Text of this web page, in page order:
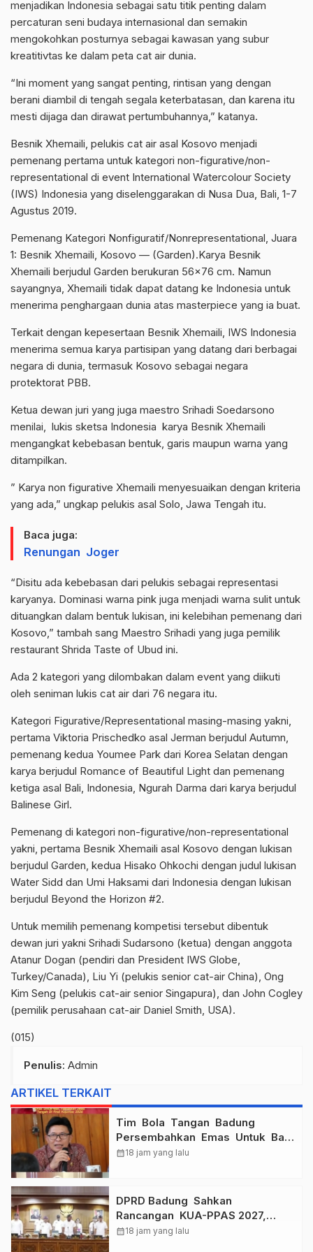
menjadikan Indonesia sebagai satu titik penting dalam
percaturan seni budaya internasional dan semakin
mengokohkan posturnya sebagai kawasan yang subur
kreatitivtas ke dalam peta cat air dunia.
“Ini moment yang sangat penting, rintisan yang dengan
berani diambil di tengah segala keterbatasan, dan karena itu
mesti dijaga dan dirawat pertumbuhannya,” katanya.
Besnik Xhemaili, pelukis cat air asal Kosovo menjadi
pemenang pertama untuk kategori non-figurative/non-
representational di event International Watercolour Society
(IWS) Indonesia yang diselenggarakan di Nusa Dua, Bali, 1-7
Agustus 2019.
Pemenang Kategori Nonfiguratif/Nonrepresentational, Juara
1: Besnik Xhemaili, Kosovo — (Garden).Karya Besnik
Xhemaili berjudul Garden berukuran 56×76 cm. Namun
sayangnya, Xhemaili tidak dapat datang ke Indonesia untuk
menerima penghargaan dunia atas masterpiece yang ia buat.
Terkait dengan kepesertaan Besnik Xhemaili, IWS Indonesia
menerima semua karya partisipan yang datang dari berbagai
negara di dunia, termasuk Kosovo sebagai negara
protektorat PBB.
Ketua dewan juri yang juga maestro Srihadi Soedarsono
menilai, lukis sketsa Indonesia karya Besnik Xhemaili
mengangkat kebebasan bentuk, garis maupun warna yang
ditampilkan.
” Karya non figurative Xhemaili menyesuaikan dengan kriteria
yang ada,” ungkap pelukis asal Solo, Jawa Tengah itu.
Baca juga:
Renungan Joger
“Disitu ada kebebasan dari pelukis sebagai representasi
karyanya. Dominasi warna pink juga menjadi warna sulit untuk
dituangkan dalam bentuk lukisan, ini kelebihan pemenang dari
Kosovo,” tambah sang Maestro Srihadi yang juga pemilik
restaurant Shrida Taste of Ubud ini.
Ada 2 kategori yang dilombakan dalam event yang diikuti
oleh seniman lukis cat air dari 76 negara itu.
Kategori Figurative/Representational masing-masing yakni,
pertama Viktoria Prischedko asal Jerman berjudul Autumn,
pemenang kedua Youmee Park dari Korea Selatan dengan
karya berjudul Romance of Beautiful Light dan pemenang
ketiga asal Bali, Indonesia, Ngurah Darma dari karya berjudul
Balinese Girl.
Pemenang di kategori non-figurative/non-representational
yakni, pertama Besnik Xhemaili asal Kosovo dengan lukisan
berjudul Garden, kedua Hisako Ohkochi dengan judul lukisan
Water Sidd dan Umi Haksami dari Indonesia dengan lukisan
berjudul Beyond the Horizon #2.
Untuk memilih pemenang kompetisi tersebut dibentuk
dewan juri yakni Srihadi Sudarsono (ketua) dengan anggota
Atanur Dogan (pendiri dan President IWS Globe,
Turkey/Canada), Liu Yi (pelukis senior cat-air China), Ong
Kim Seng (pelukis cat-air senior Singapura), dan John Cogley
(pemilik perusahaan cat-air Daniel Smith, USA).
(015)
Penulis: Admin
ARTIKEL TERKAIT
Tim Bola Tangan Badung
Persembahkan Emas Untuk Bali
, Taklukkan Jawa Tengah Di
calendar_month18 jam yang lalu
DPRD Badung Sahkan
Rancangan KUA-PPAS 2027,
Anggaran Tembus Lebih Dari
calendar_month18 jam yang lalu